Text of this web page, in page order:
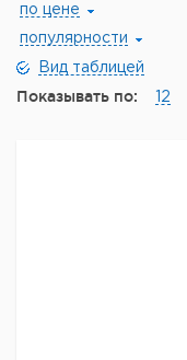
по цене
популярности
Вид таблицей
Показывать по: 12